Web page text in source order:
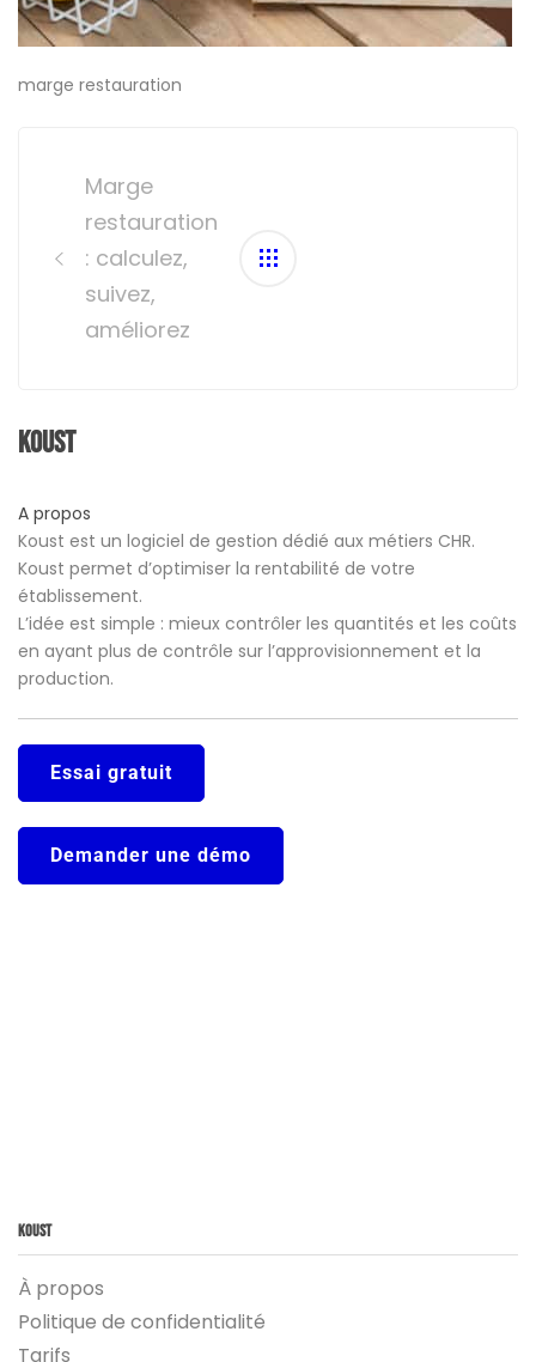
marge restauration
navigation
Marge
restauration
: calculez,
suivez,
améliorez
Koust
A propos
Koust est un logiciel de gestion dédié aux métiers CHR.
Koust permet d’optimiser la rentabilité de votre
établissement.
L’idée est simple : mieux contrôler les quantités et les coûts
en ayant plus de contrôle sur l’approvisionnement et la
production.
Essai gratuit
Demander une démo
Koust
À propos
Politique de confidentialité
Tarifs